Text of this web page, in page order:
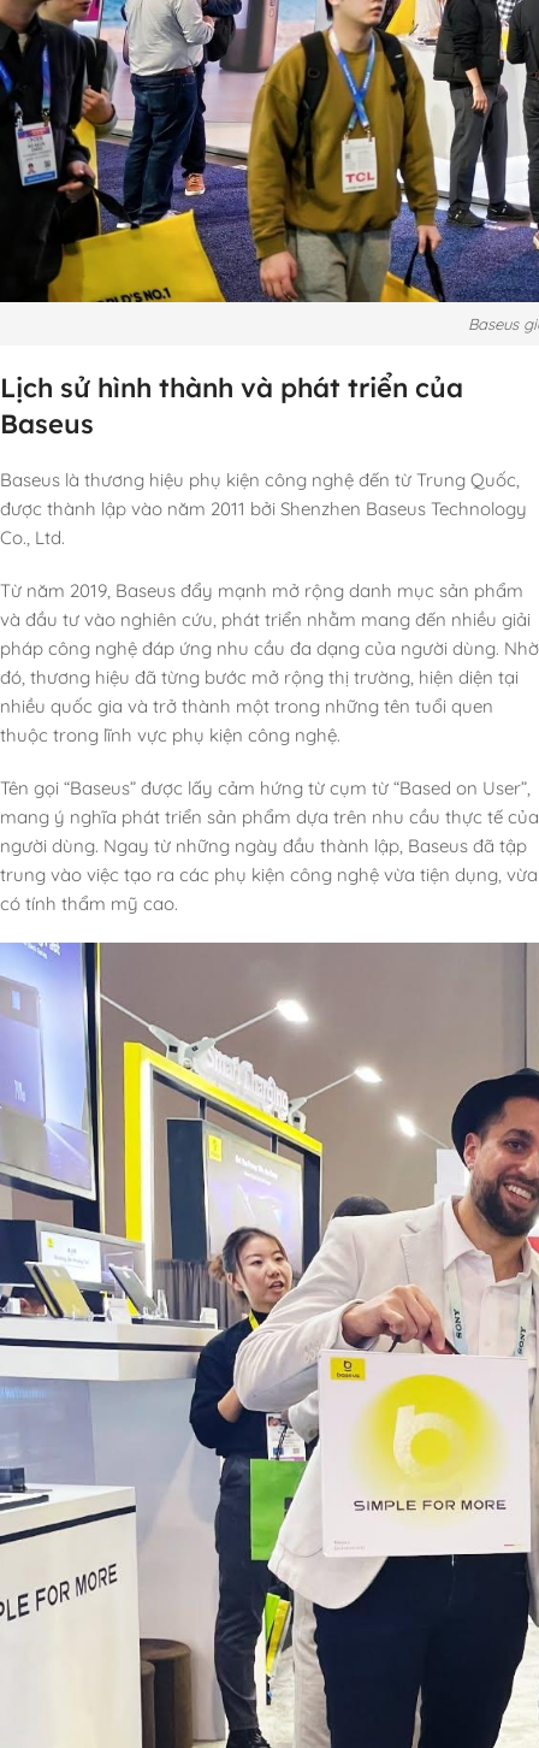
Baseus
Lịch sử hình thành và phát triển của
Baseus
Baseus là thương hiệu phụ kiện công nghệ đến từ Trung Quốc,
được thành lập vào năm 2011 bởi Shenzhen Baseus Technology
Co., Ltd.
Từ năm 2019, Baseus đẩy mạnh mở rộng danh mục sản phẩm
và đầu tư vào nghiên cứu, phát triển nhằm mang đến nhiều giải
pháp công nghệ đáp ứng nhu cầu đa dạng của người dùng. Nhờ
đó, thương hiệu đã từng bước mở rộng thị trường, hiện diện tại
nhiều quốc gia và trở thành một trong những tên tuổi quen
thuộc trong lĩnh vực phụ kiện công nghệ.
Tên gọi “Baseus” được lấy cảm hứng từ cụm từ “Based on User”,
mang ý nghĩa phát triển sản phẩm dựa trên nhu cầu thực tế của
người dùng. Ngay từ những ngày đầu thành lập, Baseus đã tập
trung vào việc tạo ra các phụ kiện công nghệ vừa tiện dụng, vừa
có tính thẩm mỹ cao.